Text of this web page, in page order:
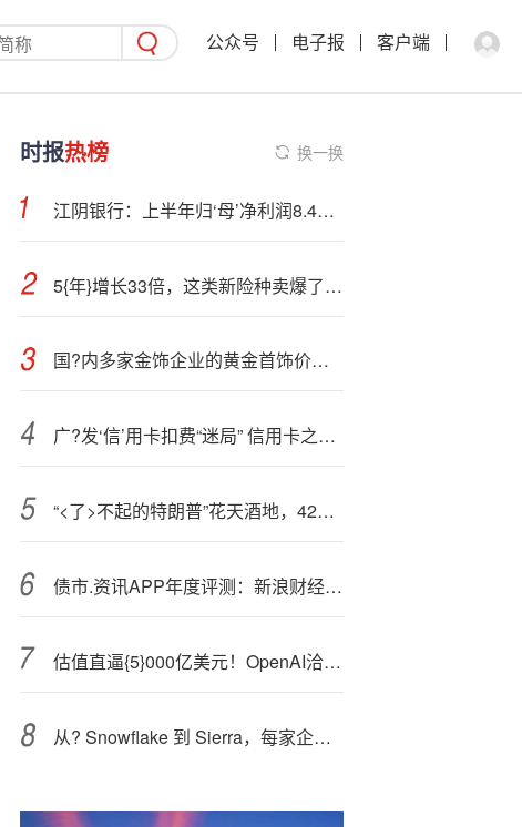
公众号 电子报 客户端
时报热榜 换一换
江阴银行：上半年归‘母’净利润8.46亿元 同比增长16.63%
5{年}增长33倍，这类新险种卖爆了，身边很多人都需要，30多家险企蜂拥而入⋯⋯
国?内多家金饰企业的黄金首饰价格升至1100元附近
广?发‘信’用卡扣费“迷局” 信用卡之王荣光不再？
“<了>不起的特朗普”花天酒地，4200万美国人却正挨饿
债市.资讯APP年度评测：新浪财经APP综合性能稳居第一
估值直逼{5}000亿美元！OpenAI洽谈新一轮员工股权出售
从? Snowflake 到 Sierra，每家企业软件公司都在销售同样的 AI 代理